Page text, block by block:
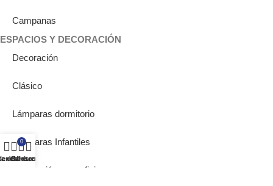
Campanas
ESPACIOS Y DECORACIÓN
Decoración
Clásico
Lámparas dormitorio
Lámparas Infantiles
Iluminación para oficina
de deseos
0
Carrito
Mi cuenta